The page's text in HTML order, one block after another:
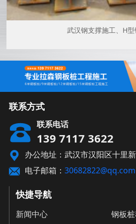
武汉钢支撑施工、H
联系方式
联系电话
139 7117 3622
办公地址：武汉市汉阳区十里
电子邮箱： 30682822@qq.com
快捷导航
新闻中心
钢板